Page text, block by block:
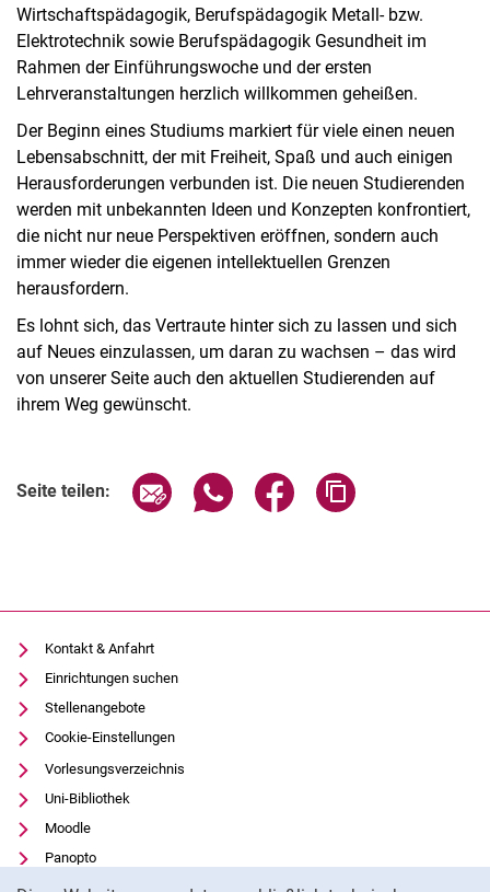
Wirtschaftspädagogik, Berufspädagogik Metall- bzw.
Elektrotechnik sowie Berufspädagogik Gesundheit im
Rahmen der Einführungswoche und der ersten
Lehrveranstaltungen herzlich willkommen geheißen.
Der Beginn eines Studiums markiert für viele einen neuen
Lebensabschnitt, der mit Freiheit, Spaß und auch einigen
Herausforderungen verbunden ist. Die neuen Studierenden
werden mit unbekannten Ideen und Konzepten konfrontiert,
die nicht nur neue Perspektiven eröffnen, sondern auch
immer wieder die eigenen intellektuellen Grenzen
herausfordern.
Es lohnt sich, das Vertraute hinter sich zu lassen und sich
auf Neues einzulassen, um daran zu wachsen – das wird
von unserer Seite auch den aktuellen Studierenden auf
ihrem Weg gewünscht.
Seite teilen: Seite über E-Mail teilen
Seite über WhatsApp teilen
Seite über Facebook
Kontakt & Anfahrt
Einrichtungen suchen
Stellenangebote
Cookie-Einstellungen
Vorlesungsverzeichnis
Uni-Bibliothek
Moodle
Panopto